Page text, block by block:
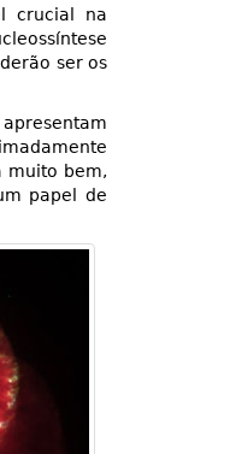
crucial na
ser os
muito bem,
papel de